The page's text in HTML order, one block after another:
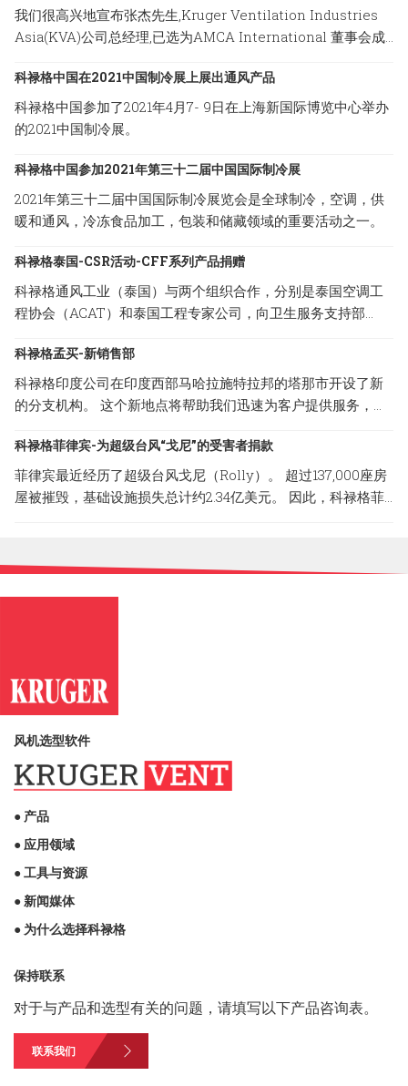
我们很高兴地宣布张杰先生,Kruger Ventilation Industries
Asia(KVA)公司总经理,已选为AMCA International 董事会成
科禄格中国在2021中国制冷展上展出通风产品
科禄格中国参加了2021年4月7- 9日在上海新国际博览中心举办
的2021中国制冷展。
科禄格中国参加2021年第三十二届中国国际制冷展
2021年第三十二届中国国际制冷展览会是全球制冷，空调，供
暖和通风，冷冻食品加工，包装和储藏领域的重要活动之一。
科禄格泰国-CSR活动-CFF系列产品捐赠
科禄格通风工业（泰国）与两个组织合作，分别是泰国空调工
程协会（ACAT）和泰国工程专家公司，向卫生服务支持部
位。 HSS将把我们的通气产品分发给处于危险区域的当地医
院，以防止COVID-19通过空调系统在医疗团队和患者中传播。
CFF系列是科禄格公司提供的经过过滤的送风系统，为专门过
可达 99.99%。
科禄格孟买-新销售部
科禄格印度公司在印度西部马哈拉施特拉邦的塔那市开设了新
的分支机构。 这个新地点将帮助我们迅速为客户提供服务，并
308, Lodha Supremus II, Road No.22, Wagle Estate,Thane
(W) -400 604, Maharashtra, India
科禄格菲律宾-为超级台风“戈尼”的受害者捐款
菲律宾最近经历了超级台风戈尼（Rolly）。 超过137,000座房
屋被摧毁，基础设施损失总计约2.34亿美元。 因此，科禄格菲
助这场灾难的受害者。
风机选型软件
● 产品
● 应用领域
● 工具与资源
● 新闻媒体
● 为什么选择科禄格
保持联系
对于与产品和选型有关的问题，请填写以下产品咨询表。
联系我们